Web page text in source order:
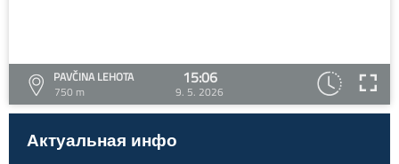
PAVČINA LEHOTA
750 m
15:06
9. 5. 2026
Актуальная инфо